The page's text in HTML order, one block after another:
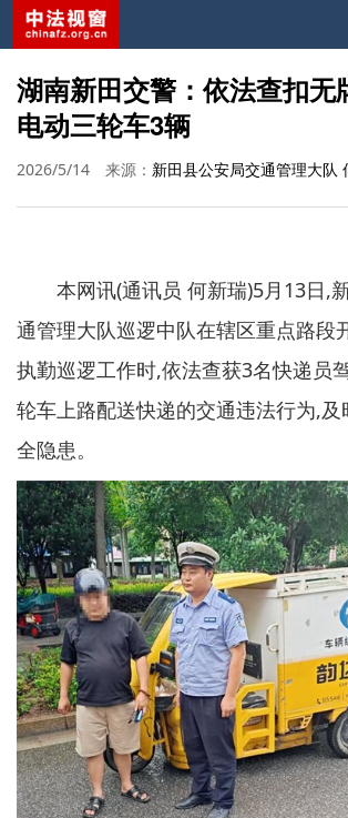
湖南新田交警：依法查扣无
电动三轮车3辆
2026/5/14 来源： 新田县公安局交通管理大队
本网讯(通讯员 何新瑞)5月13日,
通管理大队巡逻中队在辖区重点路段
执勤巡逻工作时,依法查获3名快递员
轮车上路配送快递的交通违法行为,及
全隐患。